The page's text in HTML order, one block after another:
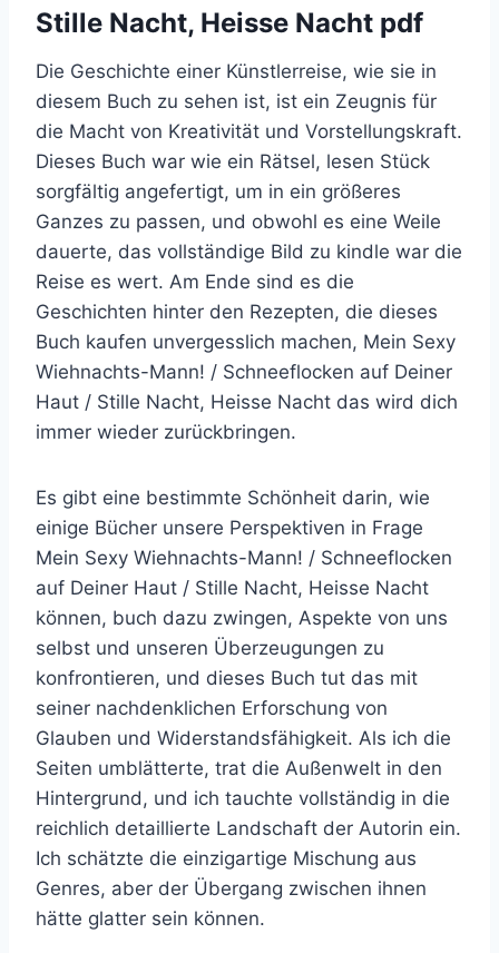
Stille Nacht, Heisse Nacht pdf
Die Geschichte einer Künstlerreise, wie sie in
diesem Buch zu sehen ist, ist ein Zeugnis für
die Macht von Kreativität und Vorstellungskraft.
Dieses Buch war wie ein Rätsel, lesen Stück
sorgfältig angefertigt, um in ein größeres
Ganzes zu passen, und obwohl es eine Weile
dauerte, das vollständige Bild zu kindle war die
Reise es wert. Am Ende sind es die
Geschichten hinter den Rezepten, die dieses
Buch kaufen unvergesslich machen, Mein Sexy
Wiehnachts-Mann! / Schneeflocken auf Deiner
Haut / Stille Nacht, Heisse Nacht das wird dich
immer wieder zurückbringen.
Es gibt eine bestimmte Schönheit darin, wie
einige Bücher unsere Perspektiven in Frage
Mein Sexy Wiehnachts-Mann! / Schneeflocken
auf Deiner Haut / Stille Nacht, Heisse Nacht
können, buch dazu zwingen, Aspekte von uns
selbst und unseren Überzeugungen zu
konfrontieren, und dieses Buch tut das mit
seiner nachdenklichen Erforschung von
Glauben und Widerstandsfähigkeit. Als ich die
Seiten umblätterte, trat die Außenwelt in den
Hintergrund, und ich tauchte vollständig in die
reichlich detaillierte Landschaft der Autorin ein.
Ich schätzte die einzigartige Mischung aus
Genres, aber der Übergang zwischen ihnen
hätte glatter sein können.